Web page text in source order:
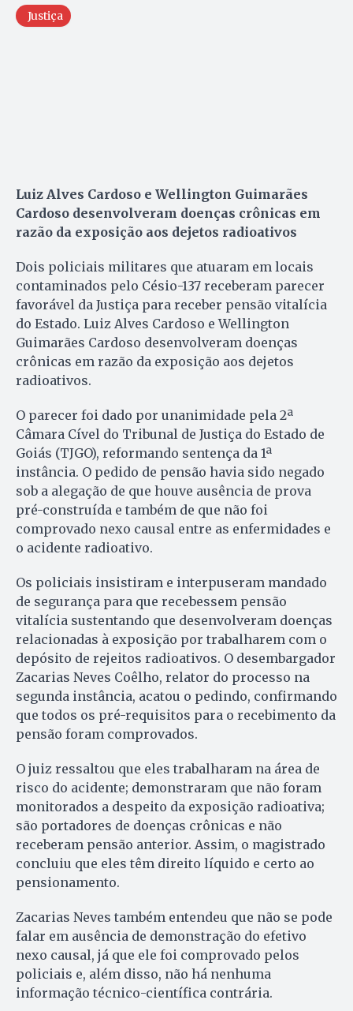
Justiça
Luiz Alves Cardoso e Wellington Guimarães
Cardoso desenvolveram doenças crônicas em
razão da exposição aos dejetos radioativos
Dois policiais militares que atuaram em locais
contaminados pelo Césio-137 receberam parecer
favorável da Justiça para receber pensão vitalícia
do Estado. Luiz Alves Cardoso e Wellington
Guimarães Cardoso desenvolveram doenças
crônicas em razão da exposição aos dejetos
radioativos.
O parecer foi dado por unanimidade pela 2ª
Câmara Cível do Tribunal de Justiça do Estado de
Goiás (TJGO), reformando sentença da 1ª
instância. O pedido de pensão havia sido negado
sob a alegação de que houve ausência de prova
pré-construída e também de que não foi
comprovado nexo causal entre as enfermidades e
o acidente radioativo.
Os policiais insistiram e interpuseram mandado
de segurança para que recebessem pensão
vitalícia sustentando que desenvolveram doenças
relacionadas à exposição por trabalharem com o
depósito de rejeitos radioativos. O desembargador
Zacarias Neves Coêlho, relator do processo na
segunda instância, acatou o pedindo, confirmando
que todos os pré-requisitos para o recebimento da
pensão foram comprovados.
O juiz ressaltou que eles trabalharam na área de
risco do acidente; demonstraram que não foram
monitorados a despeito da exposição radioativa;
são portadores de doenças crônicas e não
receberam pensão anterior. Assim, o magistrado
concluiu que eles têm direito líquido e certo ao
pensionamento.
Zacarias Neves também entendeu que não se pode
falar em ausência de demonstração do efetivo
nexo causal, já que ele foi comprovado pelos
policiais e, além disso, não há nenhuma
informação técnico-científica contrária.